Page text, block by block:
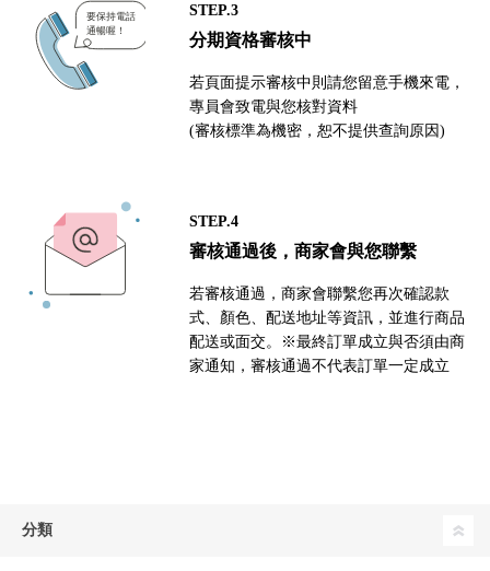
STEP.3
分期資格審核中
若頁面提示審核中則請您留意手機來電，
專員會致電與您核對資料
(審核標準為機密，恕不提供查詢原因)
STEP.4
審核通過後，商家會與您聯繫
若審核通過，商家會聯繫您再次確認款
式、顏色、配送地址等資訊，並進行商品
配送或面交。※最終訂單成立與否須由商
家通知，審核通過不代表訂單一定成立
分類